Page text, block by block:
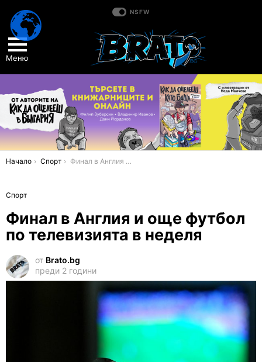
NSFW
Меню
You are here:
Начало Спорт Финал в Англия и още футбол по телевизията в неделя
Спорт
Финал в Англия и още футбол
по телевизията в неделя
от Brato.bg
преди 2 години